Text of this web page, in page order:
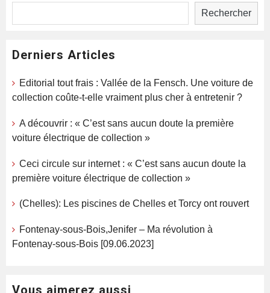
Rechercher
Derniers Articles
Editorial tout frais : Vallée de la Fensch. Une voiture de
collection coûte-t-elle vraiment plus cher à entretenir ?
A découvrir : « C’est sans aucun doute la première
voiture électrique de collection »
Ceci circule sur internet : « C’est sans aucun doute la
première voiture électrique de collection »
(Chelles): Les piscines de Chelles et Torcy ont rouvert
Fontenay-sous-Bois,Jenifer – Ma révolution à
Fontenay-sous-Bois [09.06.2023]
Vous aimerez aussi